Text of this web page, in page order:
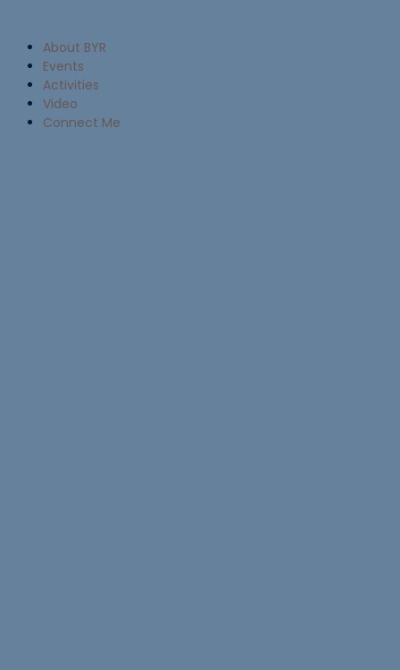
About BYR
Events
Activities
Video
Connect Me